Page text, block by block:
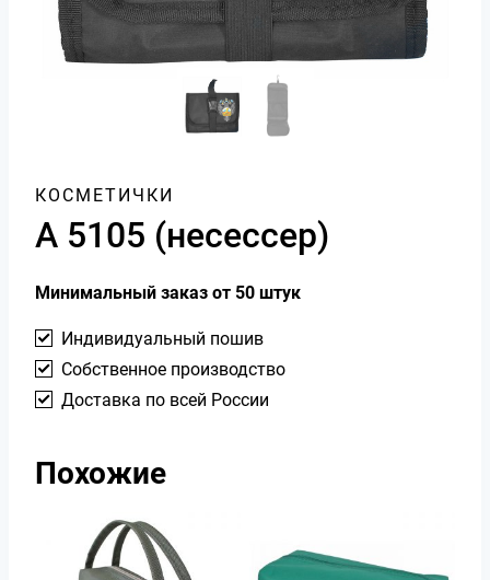
КОСМЕТИЧКИ
А 5105 (несессер)
Минимальный заказ от 50 штук
Индивидуальный пошив
Собственное производство
Доставка по всей России
Похожие